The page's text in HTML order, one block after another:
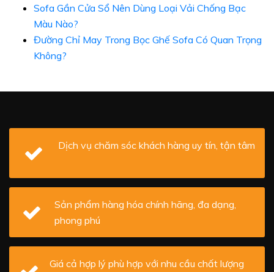
Sofa Gần Cửa Sổ Nên Dùng Loại Vải Chống Bạc
Màu Nào?
Đường Chỉ May Trong Bọc Ghế Sofa Có Quan Trọng
Không?
Dịch vụ chăm sóc khách hàng uy tín, tận tâm
Sản phẩm hàng hóa chính hãng, đa dạng,
phong phú
Giá cả hợp lý phù hợp với nhu cầu chất lượng